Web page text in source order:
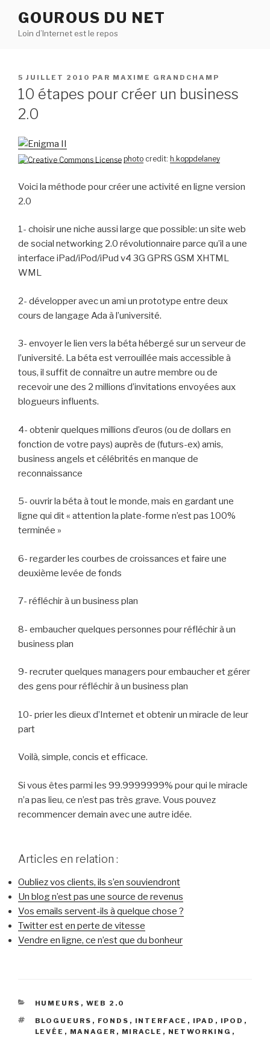
contenu
GOUROUS DU NET
Loin d’Internet est le repos
PUBLIÉ
LE
5 JUILLET 2010 PAR MAXIME GRANDCHAMP
10 étapes pour créer un business
2.0
photo credit: h.koppdelaney
Voici la méthode pour créer une activité en ligne version
2.0
1- choisir une niche aussi large que possible: un site web
de social networking 2.0 révolutionnaire parce qu’il a une
interface iPad/iPod/iPud v4 3G GPRS GSM XHTML
WML
2- développer avec un ami un prototype entre deux
cours de langage Ada à l’université.
3- envoyer le lien vers la béta hébergé sur un serveur de
l’université. La béta est verrouillée mais accessible à
tous, il suffit de connaître un autre membre ou de
recevoir une des 2 millions d’invitations envoyées aux
blogueurs influents.
4- obtenir quelques millions d’euros (ou de dollars en
fonction de votre pays) auprès de (futurs-ex) amis,
business angels et célébrités en manque de
reconnaissance
5- ouvrir la béta à tout le monde, mais en gardant une
ligne qui dit « attention la plate-forme n’est pas 100%
terminée »
6- regarder les courbes de croissances et faire une
deuxième levée de fonds
7- réfléchir à un business plan
8- embaucher quelques personnes pour réfléchir à un
business plan
9- recruter quelques managers pour embaucher et gérer
des gens pour réfléchir à un business plan
10- prier les dieux d’Internet et obtenir un miracle de leur
part
Voilà, simple, concis et efficace.
Si vous êtes parmi les 99.9999999% pour qui le miracle
n’a pas lieu, ce n’est pas très grave. Vous pouvez
recommencer demain avec une autre idée.
Articles en relation :
Oubliez vos clients, ils s’en souviendront
Un blog n’est pas une source de revenus
Vos emails servent-ils à quelque chose ?
Twitter est en perte de vitesse
Vendre en ligne, ce n’est que du bonheur
CATÉGORIES
HUMEURS , WEB 2.0
ÉTIQUETTES
BLOGUEURS , FONDS , INTERFACE , IPAD , IPOD ,
LEVÉE , MANAGER , MIRACLE , NETWORKING ,